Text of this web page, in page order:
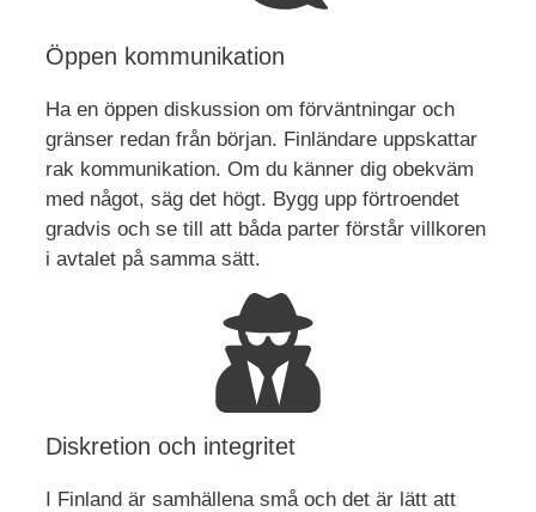
Öppen kommunikation
Ha en öppen diskussion om förväntningar och
gränser redan från början. Finländare uppskattar
rak kommunikation. Om du känner dig obekväm
med något, säg det högt. Bygg upp förtroendet
gradvis och se till att båda parter förstår villkoren
i avtalet på samma sätt.
Diskretion och integritet
I Finland är samhällena små och det är lätt att